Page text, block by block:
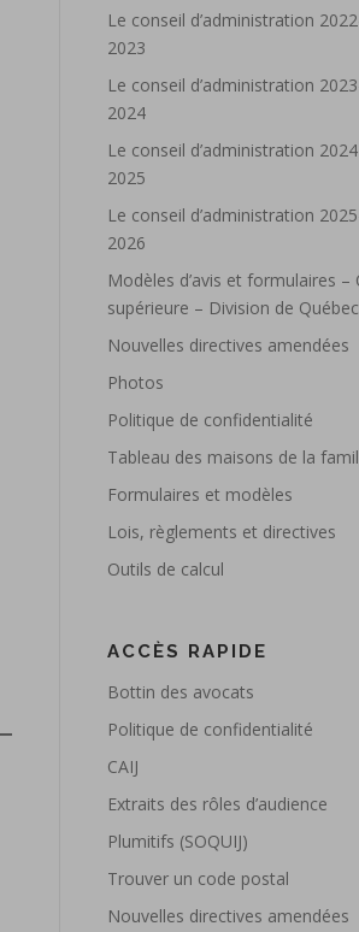
Le conseil d’administration
2023
Le conseil d’administration
2024
Le conseil d’administration
2025
Le conseil d’administration
2026
Modèles d’avis et formulaires –
supérieure – Division de Québec
Nouvelles directives amendées
Photos
Politique de confidentialité
Tableau des maisons de la
Formulaires et modèles
Lois, règlements et directives
Outils de calcul
ACCÈS RAPIDE
Bottin des avocats
Politique de confidentialité
CAIJ
Extraits des rôles d’audience
Plumitifs (SOQUIJ)
Trouver un code postal
Nouvelles directives amendées